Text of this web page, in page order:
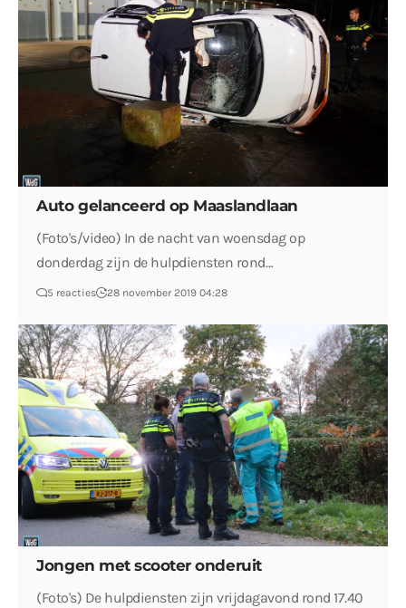
Auto gelanceerd op Maaslandlaan
(Foto's/video) In de nacht van woensdag op
donderdag zijn de hulpdiensten rond…
5 reacties 28 november 2019 04:28
Jongen met scooter onderuit
(Foto's) De hulpdiensten zijn vrijdagavond rond 17.40